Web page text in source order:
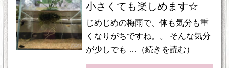
小さくても楽しめます☆
じめじめの梅雨で、体も気分も重
くなりがちですね。。 そんな気分
が少しでも …（続きを読む）